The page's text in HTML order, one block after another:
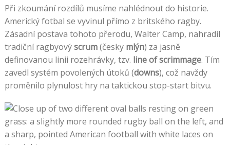
Při zkoumání rozdílů musíme nahlédnout do historie.
Americký fotbal se vyvinul přímo z britského ragby.
Zásadní postava tohoto přerodu, Walter Camp, nahradil
tradiční ragbyovýscrum(česky mlýn) za jasně
definovanou linii rozehrávky, tzv. line of scrimmage. Tím
zavedl systém povolených útoků (downs), což navždy
proměnilo plynulost hry na taktickou stop-start bitvu.